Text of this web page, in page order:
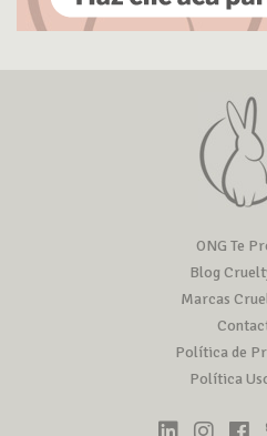
ONG Te
Blog
Marcas
Política de
Política